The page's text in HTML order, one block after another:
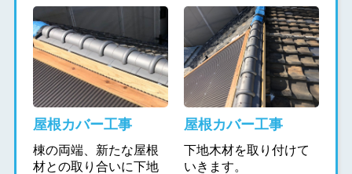
屋根カバー工事
棟の両端、新たな屋根
材との取り合いに下地
屋根カバー工事
下地木材を取り付けて
いきます。